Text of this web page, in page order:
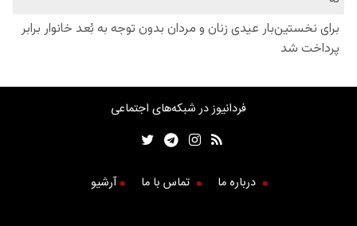
فردانیوز در شبکه‌های اجتماعی
درباره ما تماس با ما آرشیو